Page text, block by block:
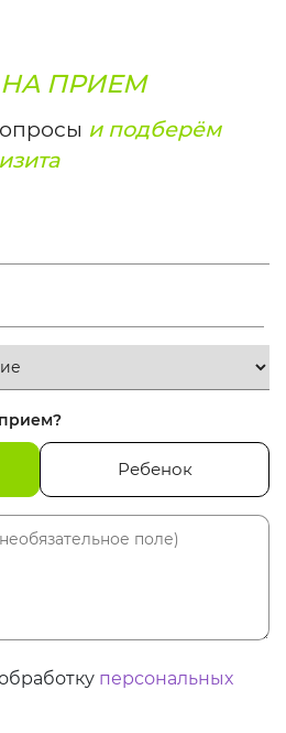
НА ПРИЕМ
и подберём
Ребенок
персональных